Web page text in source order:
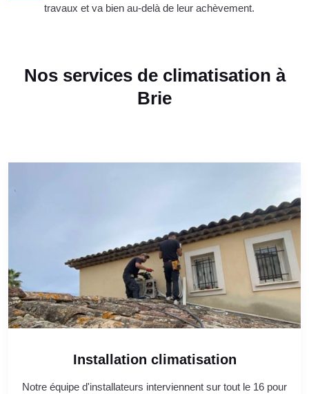
travaux et va bien au-delà de leur achèvement.
Nos services de climatisation à
Brie
Installation climatisation
Notre équipe d'installateurs interviennent sur tout le 16 pour